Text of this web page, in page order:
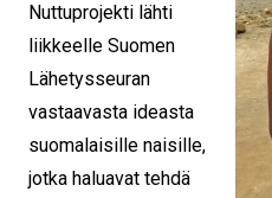
Nuttuprojekti lähti
liikkeelle Suomen
Lähetysseuran
vastaavasta ideasta
suomalaisille naisille,
jotka haluavat tehdä